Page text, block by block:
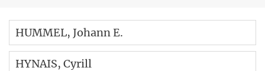
HUMMEL, Johann E.
HYNAIS, Cyrill